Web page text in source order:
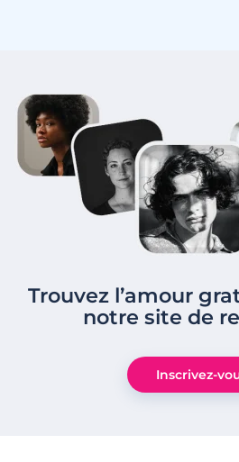
Trouvez l’amour
notre site de
Inscrivez-